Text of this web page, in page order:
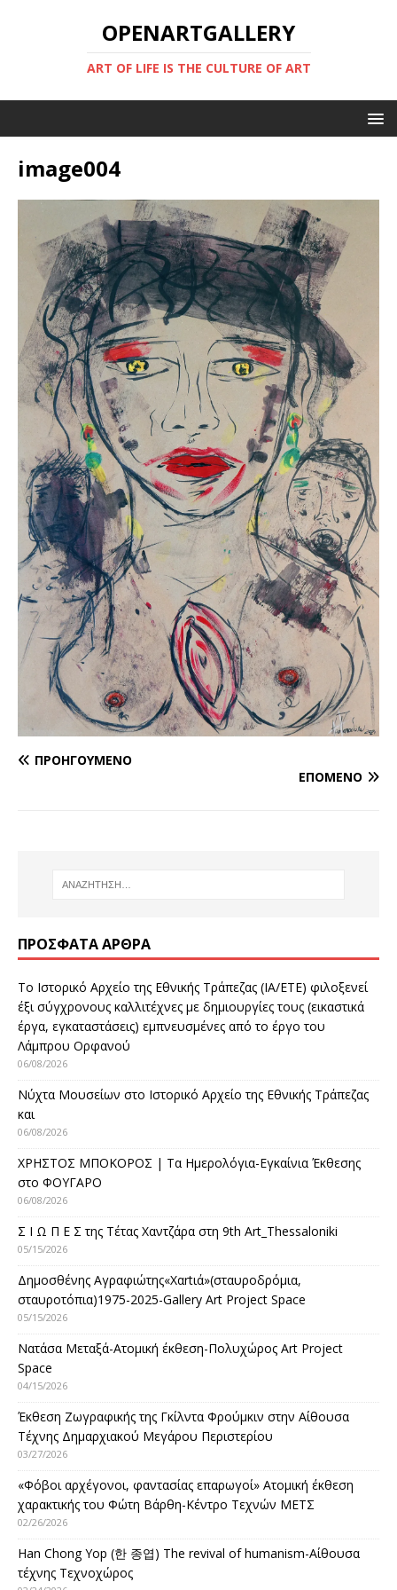
OPENARTGALLERY
ART OF LIFE IS THE CULTURE OF ART
image004
ΠΡΟΗΓΟΎΜΕΝΟ
ΕΠΌΜΕΝΟ
ΠΡΌΣΦΑΤΑ ΆΡΘΡΑ
Το Ιστορικό Αρχείο της Εθνικής Τράπεζας (ΙΑ/ΕΤΕ) φιλοξενεί
έξι σύγχρονους καλλιτέχνες με δημιουργίες τους (εικαστικά
έργα, εγκαταστάσεις) εμπνευσμένες από το έργο του
Λάμπρου Ορφανού
06/08/2026
Νύχτα Μουσείων στο Ιστορικό Αρχείο της Εθνικής Τράπεζας
και
06/08/2026
ΧΡΗΣΤΟΣ ΜΠΟΚΟΡΟΣ | Τα Ημερολόγια-Εγκαίνια Έκθεσης
στο ΦΟΥΓΑΡΟ
06/08/2026
Σ Ι Ω Π Ε Σ της Τέτας Χαντζάρα στη 9th Art_Thessaloniki
05/15/2026
Δημοσθένης Αγραφιώτης«Xαrtιά»(σταυροδρόμια,
σταυροτόπια)1975-2025-Gallery Art Project Space
05/15/2026
Νατάσα Μεταξά-Ατομική έκθεση-Πολυχώρος Art Project
Space
04/15/2026
Έκθεση Ζωγραφικής της Γκίλντα Φρούμκιν στην Αίθουσα
Τέχνης Δημαρχιακού Μεγάρου Περιστερίου
03/27/2026
«Φόβοι αρχέγονοι, φαντασίας επαρωγοί» Ατομική έκθεση
χαρακτικής του Φώτη Βάρθη-Κέντρο Τεχνών ΜΕΤΣ
02/26/2026
Han Chong Yop (한 종엽) The revival of humanism-Αίθουσα
τέχνης Τεχνοχώρος